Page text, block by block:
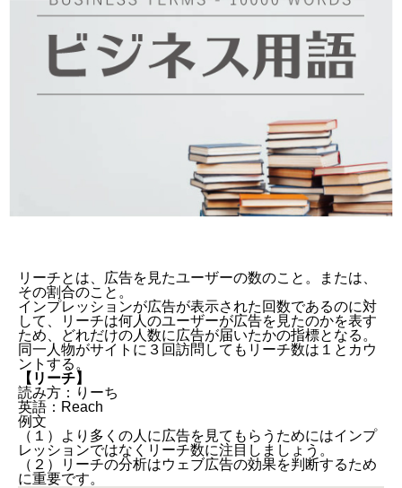
リーチとは、広告を見たユーザーの数のこと。または、
その割合のこと。
インプレッションが広告が表示された回数であるのに対
して、リーチは何人のユーザーが広告を見たのかを表す
ため、どれだけの人数に広告が届いたかの指標となる。
同一人物がサイトに３回訪問してもリーチ数は１とカウ
ントする。
【リーチ】
読み方：りーち
英語：Reach
例文
（１）より多くの人に広告を見てもらうためにはインプ
レッションではなくリーチ数に注目しましょう。
（２）リーチの分析はウェブ広告の効果を判断するため
に重要です。